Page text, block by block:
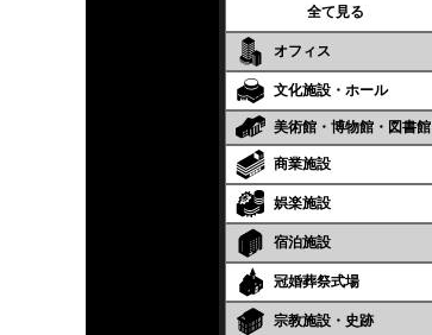
全て見る
オフィス
文化施設・ホール
美術館・博物館・図書館
商業施設
娯楽施設
宿泊施設
冠婚葬祭式場
宗教施設・史跡